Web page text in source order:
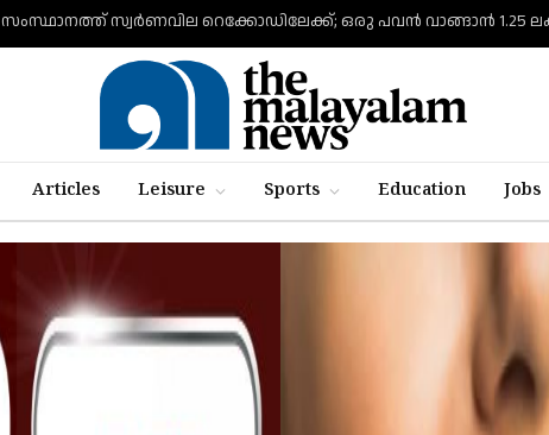
സംസ്ഥാനത്ത് സ്വര്‍ണവില റെക്കോഡിലേക്ക്; ഒരു പവന്‍ വാങ്ങാന്‍ 1.25
Articles Leisure Sports Education Jobs